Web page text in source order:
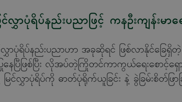
လွှာပုံရိပ်နည်းပညာဖြင့် ကနဦးကျန်းမာ
လွှာပုံရိပ်နည်းပညာဟာ အခုဆိုရင် ဖြစ်လာနိုင်ခြေရှိ
နေပြီဖြစ်ပြီး လိုအပ်တဲ့ကြိုတင်ကာကွယ်ရေးစောင့်
ြင်လွှာပုံရိပ်ကို ဓာတ်ပုံရိုက်ယူခြင်း နဲ့ ခွဲခြမ်းစိတ်ဖ